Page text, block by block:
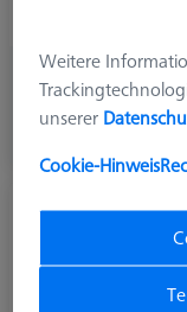
CHF 190.00
zzgl. USt.
Zylindertaster
Weitere
unserer
Cookie-Hinweis